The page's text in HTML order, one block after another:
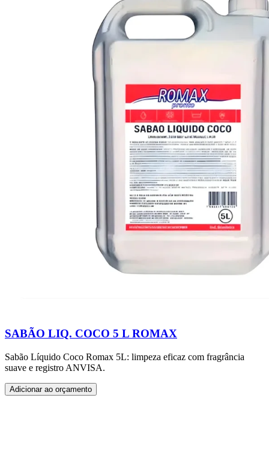
SABÃO LIQ. COCO 5 L ROMAX
Sabão Líquido Coco Romax 5L: limpeza eficaz com fragrância
suave e registro ANVISA.
Adicionar ao orçamento